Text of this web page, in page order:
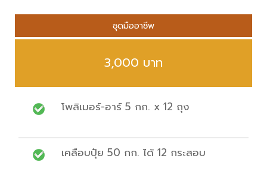
ชุดมืออาชีพ
3,000 บาท
โพลิเมอร์-อาร์ 5 กก. x 12 ถุง
เคลือบปุ๋ย 50 กก. ได้ 12 กระสอบ